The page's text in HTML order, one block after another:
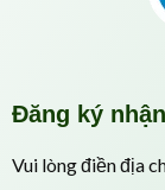
Đăng ký
Vui lòng điền địa